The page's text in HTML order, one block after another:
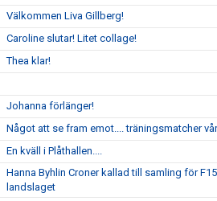
Välkommen Liva Gillberg!
Caroline slutar! Litet collage!
Thea klar!
Johanna förlänger!
Något att se fram emot.... träningsmatcher
En kväll i Plåthallen....
Hanna Byhlin Croner kallad till samling för
landslaget